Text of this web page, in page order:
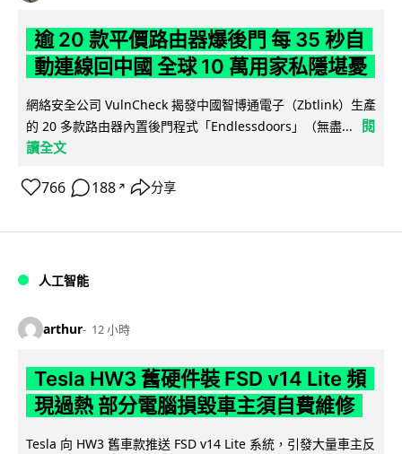
逾 20 款平價路由器爆後門 每 35 秒自
動連線回中國 全球 10 萬用家私隱堪憂
網絡安全公司 VulnCheck 揭發中國智博通電子（Zbtlink）生產
的 20 多款路由器內置後門程式「Endlessdoors」（無盡...
閱
讀全文
766 188 ↗ 分享
人工智能
arthur 12 小時
Tesla HW3 舊硬件裝 FSD v14 Lite 頻
現過熱 部分電腦損毀車主須自費維修
Tesla 向 HW3 舊車款推送 FSD v14 Lite 系統，引發大量車主反